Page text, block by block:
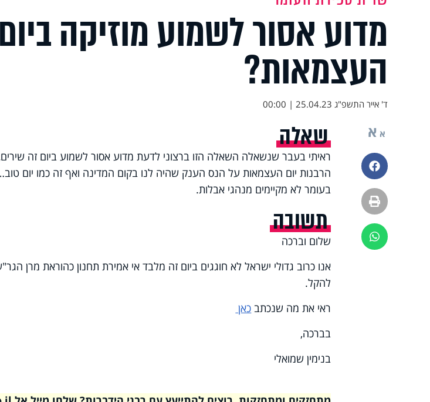
מדוע אסור לשמוע מוזיקה ביום
העצמאות?
ד' אייר התשפ"ג 25.04.23 | 00:00
א א
פייסבוק
הדפסה
ווטסאפ
שאלה
ראיתי בעבר שנשאלה השאלה הזו ברצוני לדעת מדוע אסור לשמוע ביום זה
הרבנות יום העצמאות על הנס הענק שהיה לנו בקום המדינה ואף זה כמו יום
בעומר לא מקיימים מנהגי אבלות.
תשובה
שלום וברכה
אנו כרוב גדולי ישראל לא חוגגים ביום זה מלבד אי אמירת תחנון כהוראת מרן
להקל.
ראי את מה שנכתב כאן
בברכה,
בנימין שמואלי